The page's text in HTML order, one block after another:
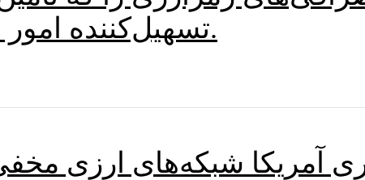
تسهیل‌کننده امور مالی غیرقانونی هستند، تحریم کرد.
آمریکا شبکه‌های ارزی